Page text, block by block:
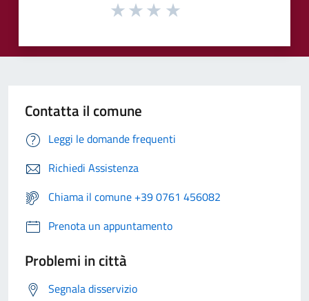
Contatta il comune
Leggi le domande frequenti
Richiedi Assistenza
Chiama il comune +39 0761 456082
Prenota un appuntamento
Problemi in città
Segnala disservizio